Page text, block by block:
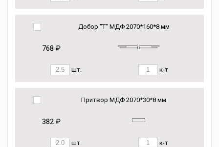
Добор "Т" МДФ 2070*160*8 мм
768 ₽
шт. к-т
Притвор МДФ 2070*30*8 мм
382 ₽
шт. к-т